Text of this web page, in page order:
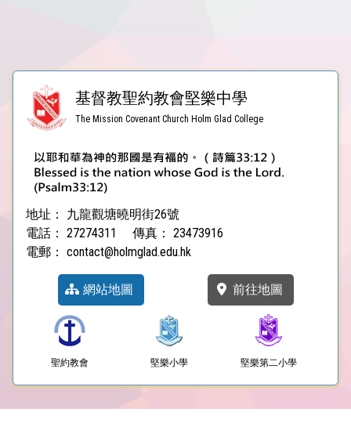
基督教聖約教會堅樂中學
The Mission Covenant Church Holm Glad College
地址：
九龍觀塘曉明街26號
電話： 27274311 傳真： 23473916
電郵： contact@holmglad.edu.hk
網站地圖 前往地圖
聖約教會 堅樂小學 堅樂第二小學